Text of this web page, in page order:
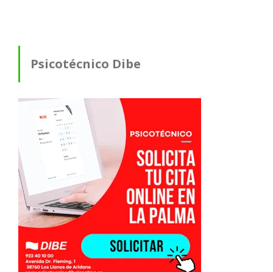
Psicotécnico Dibe